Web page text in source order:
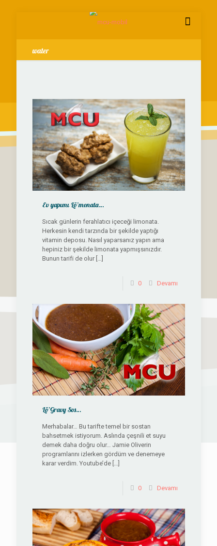
water
Ev yapımı Lö’monata…
Sıcak günlerin ferahlatıcı içeceği limonata.
Herkesin kendi tarzında bir şekilde yaptığı
vitamin deposu. Nasıl yaparsanız yapın ama
hepiniz bir şekilde limonata yapmışsınızdır.
Bunun tarifi de olur[…]
0 Devamı
Lö’Gravy Sos…
Merhabalar… Bu tarifte temel bir sostan
bahsetmek istiyorum. Aslında çeşnili et suyu
demek daha doğru olur… Jamie Oliverin
programlarını izlerken gördüm ve denemeye
karar verdim. Youtube’de[…]
0 Devamı